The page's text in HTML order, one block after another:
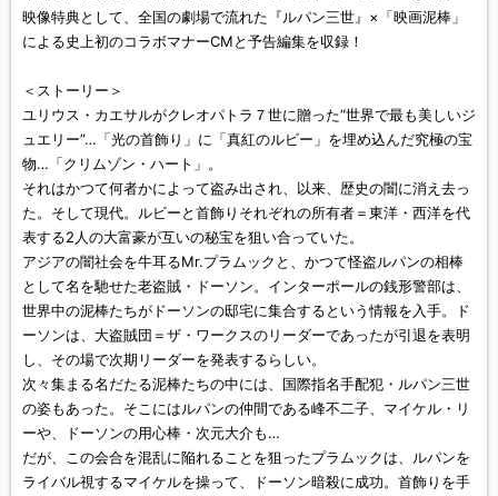
映像特典として、全国の劇場で流れた『ルパン三世』×「映画泥棒」
による史上初のコラボマナーCMと予告編集を収録！
＜ストーリー＞
ユリウス・カエサルがクレオパトラ７世に贈った“世界で最も美しいジ
ュエリー”…「光の首飾り」に「真紅のルビー」を埋め込んだ究極の宝
物…「クリムゾン・ハート」。
それはかつて何者かによって盗み出され、以来、歴史の闇に消え去っ
た。そして現代。ルビーと首飾りそれぞれの所有者＝東洋・西洋を代
表する2人の大富豪が互いの秘宝を狙い合っていた。
アジアの闇社会を牛耳るMr.プラムックと、かつて怪盗ルパンの相棒
として名を馳せた老盗賊・ドーソン。インターポールの銭形警部は、
世界中の泥棒たちがドーソンの邸宅に集合するという情報を入手。ド
ーソンは、大盗賊団＝ザ・ワークスのリーダーであったが引退を表明
し、その場で次期リーダーを発表するらしい。
次々集まる名だたる泥棒たちの中には、国際指名手配犯・ルパン三世
の姿もあった。そこにはルパンの仲間である峰不二子、マイケル・リ
ーや、ドーソンの用心棒・次元大介も…
だが、この会合を混乱に陥れることを狙ったプラムックは、ルパンを
ライバル視するマイケルを操って、ドーソン暗殺に成功。首飾りを手